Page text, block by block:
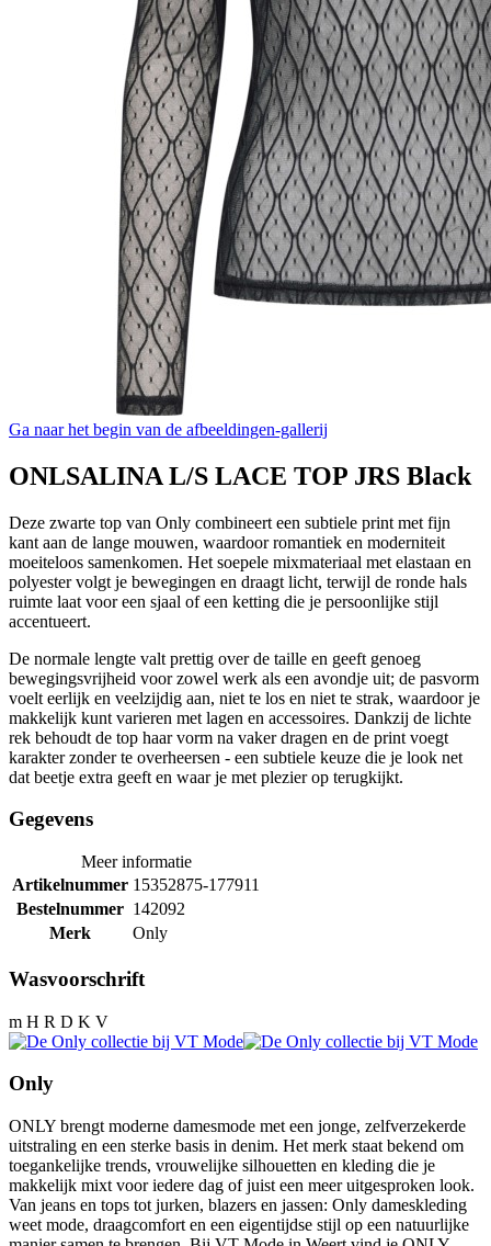
Ga naar het begin van de afbeeldingen-gallerij
ONLSALINA L/S LACE TOP JRS Black
Deze zwarte top van Only combineert een subtiele print met fijn
kant aan de lange mouwen, waardoor romantiek en moderniteit
moeiteloos samenkomen. Het soepele mixmateriaal met elastaan en
polyester volgt je bewegingen en draagt licht, terwijl de ronde hals
ruimte laat voor een sjaal of een ketting die je persoonlijke stijl
accentueert.
De normale lengte valt prettig over de taille en geeft genoeg
bewegingsvrijheid voor zowel werk als een avondje uit; de pasvorm
voelt eerlijk en veelzijdig aan, niet te los en niet te strak, waardoor je
makkelijk kunt varieren met lagen en accessoires. Dankzij de lichte
rek behoudt de top haar vorm na vaker dragen en de print voegt
karakter zonder te overheersen - een subtiele keuze die je look net
dat beetje extra geeft en waar je met plezier op terugkijkt.
Gegevens
Meer informatie
Artikelnummer 15352875-177911
Bestelnummer 142092
Merk
Only
Wasvoorschrift
m H R D K V
Only
ONLY brengt moderne damesmode met een jonge, zelfverzekerde
uitstraling en een sterke basis in denim. Het merk staat bekend om
toegankelijke trends, vrouwelijke silhouetten en kleding die je
makkelijk mixt voor iedere dag of juist een meer uitgesproken look.
Van jeans en tops tot jurken, blazers en jassen: Only dameskleding
weet mode, draagcomfort en een eigentijdse stijl op een natuurlijke